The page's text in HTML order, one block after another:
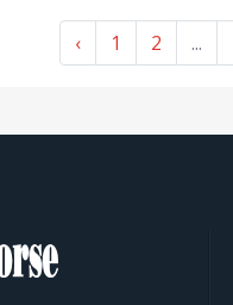
‹ 1 2 ...